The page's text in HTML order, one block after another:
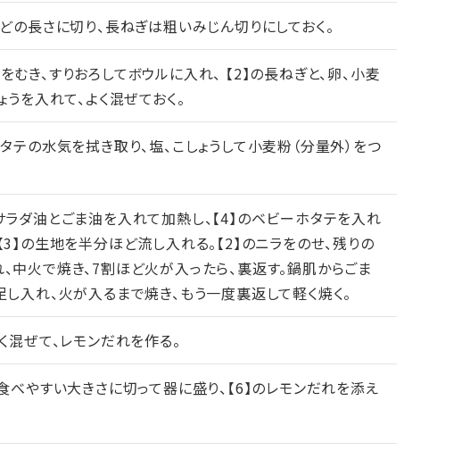
長さに切り、長ねぎは粗いみじん切りにしておく。
むき、すりおろしてボウルに入れ、 【2】の長ねぎと、卵、小麦
うを入れて、よく混ぜておく。
テの水気を拭き取り、塩、こしょうして小麦粉（分量外）をつ
ラダ油とごま油を入れて加熱し、【4】のベビーホタテを入れ
3】の生地を半分ほど流し入れる。【2】のニラをのせ、残りの
中火で焼き、7割ほど火が入ったら、裏返す。鍋肌からごま
し入れ、火が入るまで焼き、もう一度裏返して軽く焼く。
混ぜて、レモンだれを作る。
べやすい大きさに切って器に盛り、【6】のレモンだれを添え